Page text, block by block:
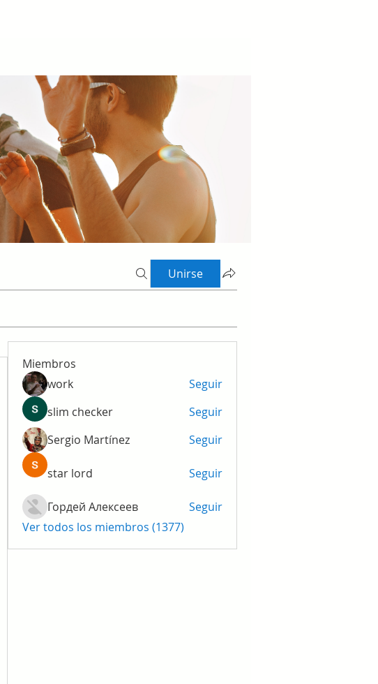
Unirse
Miembros
work
Seguir
slim checker
Seguir
Sergio Martínez
Seguir
star lord Seguir
Гордей Алексеев
Seguir
Ver todos los miembros (1377)